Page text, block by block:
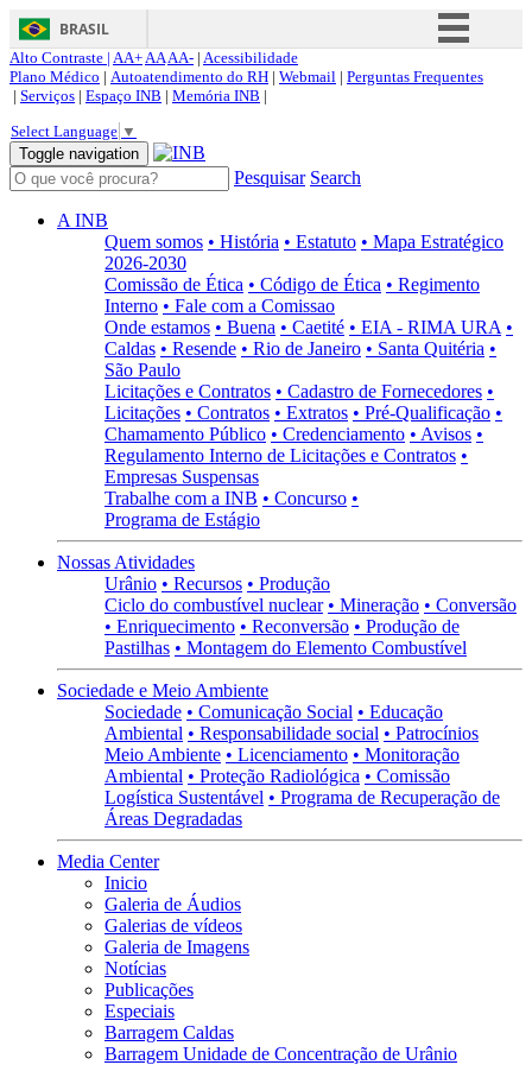
BRASIL
Simplifique!
Acesso à informação
Canais
Alto Contraste | AA+AAAA- | Acessibilidade
Plano Médico | Autoatendimento do RH | Webmail | Perguntas Frequentes
| Serviços | Espaço INB | Memória INB |
Select Language ▼
Toggle navigation
Pesquisar Search
A INB
Quem somos • História • Estatuto • Mapa Estratégico
2026-2030
Comissão de Ética • Código de Ética • Regimento
Interno • Fale com a Comissao
Onde estamos • Buena • Caetité • EIA - RIMA URA •
Caldas • Resende • Rio de Janeiro • Santa Quitéria •
São Paulo
Licitações e Contratos • Cadastro de Fornecedores •
Licitações • Contratos • Extratos • Pré-Qualificação •
Chamamento Público • Credenciamento • Avisos •
Regulamento Interno de Licitações e Contratos •
Empresas Suspensas
Trabalhe com a INB • Concurso •
Programa de Estágio
Nossas Atividades
Urânio • Recursos • Produção
Ciclo do combustível nuclear • Mineração • Conversão
• Enriquecimento • Reconversão • Produção de
Pastilhas • Montagem do Elemento Combustível
Sociedade e Meio Ambiente
Sociedade • Comunicação Social • Educação
Ambiental • Responsabilidade social • Patrocínios
Meio Ambiente • Licenciamento • Monitoração
Ambiental • Proteção Radiológica • Comissão
Logística Sustentável • Programa de Recuperação de
Áreas Degradadas
Media Center
Inicio
Galeria de Áudios
Galerias de vídeos
Galeria de Imagens
Notícias
Publicações
Especiais
Barragem Caldas
Barragem Unidade de Concentração de Urânio